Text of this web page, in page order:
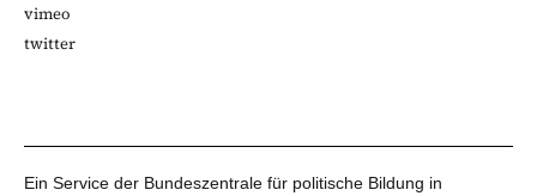
vimeo
twitter
Ein Service der Bundeszentrale für politische Bildung in